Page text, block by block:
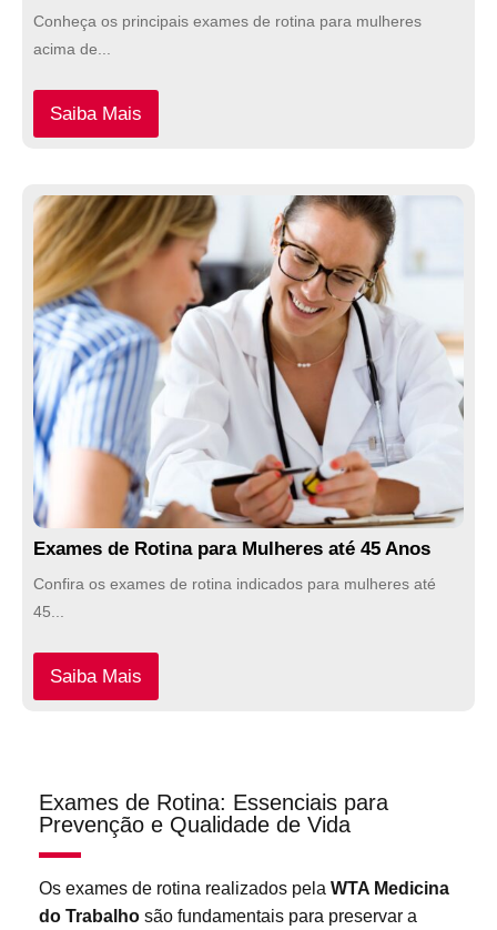
Conheça os principais exames de rotina para mulheres
acima de...
Saiba Mais
Exames de Rotina para Mulheres até 45 Anos
Confira os exames de rotina indicados para mulheres até
45...
Saiba Mais
Exames de Rotina: Essenciais para
Prevenção e Qualidade de Vida
Os exames de rotina realizados pela WTA Medicina
do Trabalho são fundamentais para preservar a